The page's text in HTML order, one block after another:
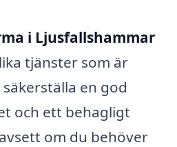
i Ljusfallshammar
tjänster som är
en god
och ett behagligt
om du behöver